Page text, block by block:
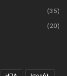
(35)
(20)